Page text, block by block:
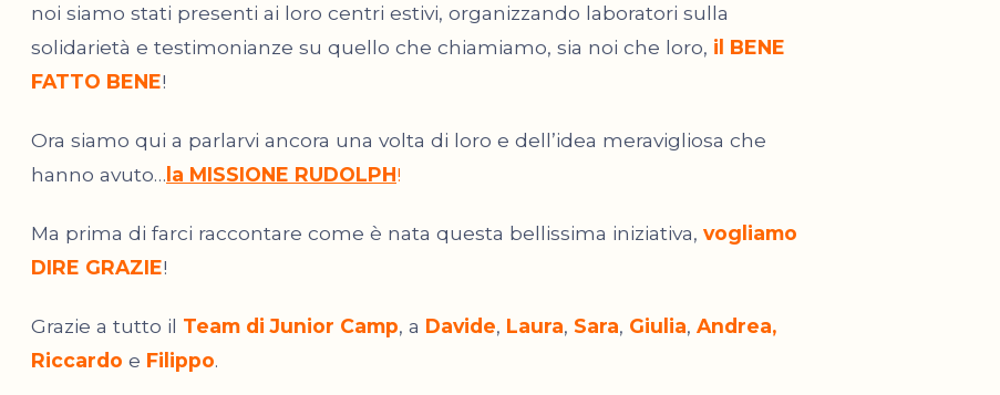
noi siamo stati presenti ai loro centri estivi, organizzando laboratori sulla
solidarietà e testimonianze su quello che chiamiamo, sia noi che loro, il BENE
FATTO BENE!
Ora siamo qui a parlarvi ancora una volta di loro e dell’idea meravigliosa che
hanno avuto… la MISSIONE RUDOLPH!
Ma prima di farci raccontare come è nata questa bellissima iniziativa, vogliamo
DIRE GRAZIE!
Grazie a tutto il Team di Junior Camp, a Davide, Laura, Sara, Giulia, Andrea,
Riccardo e Filippo.